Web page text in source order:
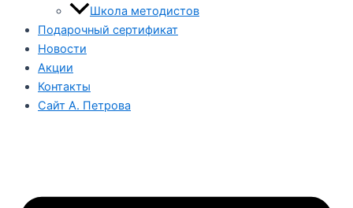
Школа методистов
Подарочный сертификат
Новости
Акции
Контакты
Сайт А. Петрова